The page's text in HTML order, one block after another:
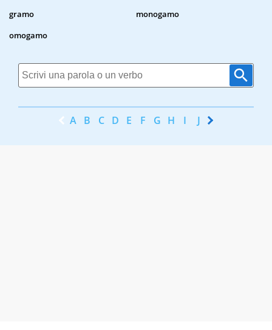
gramo
monogamo
omogamo
A B C D E F G H I J K